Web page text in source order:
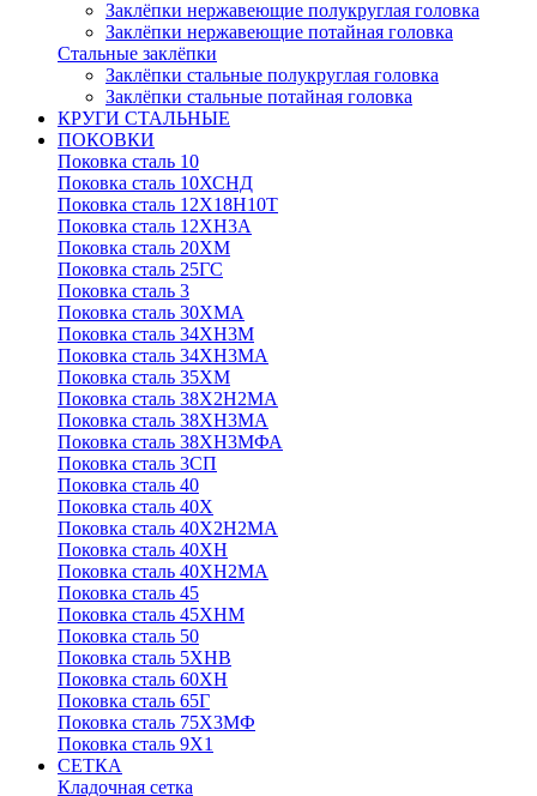
Заклёпки нержавеющие полукруглая головка
Заклёпки нержавеющие потайная головка
Стальные заклёпки
Заклёпки стальные полукруглая головка
Заклёпки стальные потайная головка
КРУГИ СТАЛЬНЫЕ
ПОКОВКИ
Поковка сталь 10
Поковка сталь 10ХСНД
Поковка сталь 12Х18Н10Т
Поковка сталь 12ХН3А
Поковка сталь 20ХМ
Поковка сталь 25ГС
Поковка сталь 3
Поковка сталь 30ХМА
Поковка сталь 34ХН3М
Поковка сталь 34ХН3МА
Поковка сталь 35ХМ
Поковка сталь 38Х2Н2МА
Поковка сталь 38ХН3МА
Поковка сталь 38ХН3МФА
Поковка сталь 3СП
Поковка сталь 40
Поковка сталь 40Х
Поковка сталь 40Х2Н2МА
Поковка сталь 40ХН
Поковка сталь 40ХН2МА
Поковка сталь 45
Поковка сталь 45ХНМ
Поковка сталь 50
Поковка сталь 5ХНВ
Поковка сталь 60ХН
Поковка сталь 65Г
Поковка сталь 75Х3МФ
Поковка сталь 9Х1
СЕТКА
Кладочная сетка